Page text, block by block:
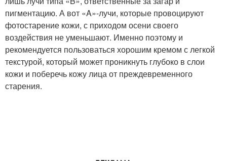
пигментацию. А вот «A»-лучи, которые провоцируют
фотостарение кожи, с приходом осени своего
воздействия не уменьшают. Именно поэтому и
рекомендуется пользоваться хорошим кремом с легкой
текстурой, который может проникнуть глубоко в слои
кожи и поберечь кожу лица от преждевременного
старения.